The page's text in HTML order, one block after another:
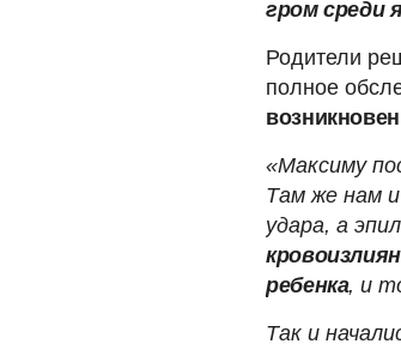
гром среди
Родители
полное
«Максиму
Там же нам и
удара, а
ребенка, и
Так и